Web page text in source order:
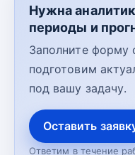
Нужна
периоды и
Заполните форму
подготовим
под вашу задачу.
Оставить
Ответим в течение